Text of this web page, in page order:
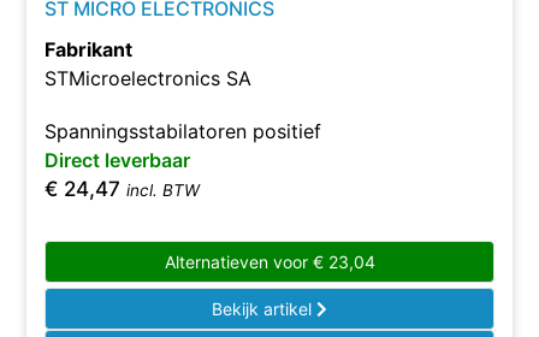
ST MICRO ELECTRONICS
Fabrikant
STMicroelectronics SA
Spanningsstabilatoren positief
Direct leverbaar
€ 24,47 incl. BTW
Alternatieven voor €23,04
Bekijk artikel